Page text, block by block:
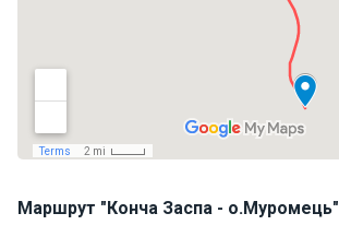
Маршрут "Конча Заспа - о.Муромець"
і